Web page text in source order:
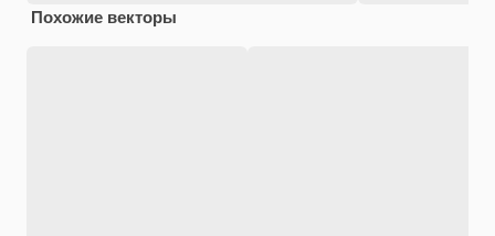
Похожие векторы